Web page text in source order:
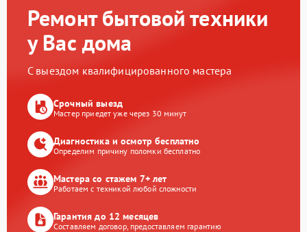
Ремонт бытовой техники
у Вас дома
С выездом квалифицированного мастера
Срочный выезд
Мастер приедет уже через 30 минут
Диагностика и осмотр бесплатно
Определим причину поломки бесплатно
Мастера со стажем 7+ лет
Работаем с техникой любой сложности
Гарантия до 12 месяцев
Составляем договор, предоставляем гарантию